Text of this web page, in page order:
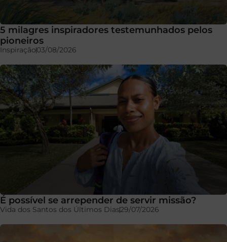
5 milagres inspiradores testemunhados pelos
pioneiros
Inspiração03/08/2026
É possível se arrepender de servir missão?
Vida dos Santos dos Últimos Dias29/07/2026